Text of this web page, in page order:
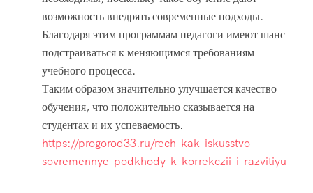
возможность внедрять современные подходы.
Благодаря этим программам педагоги имеют шанс
подстраиваться к меняющимся требованиям
учебного процесса.
Таким образом значительно улучшается качество
обучения, что положительно сказывается на
студентах и их успеваемость.
https://progorod33.ru/rech-kak-iskusstvo-
sovremennye-podkhody-k-korrekczii-i-razvitiyu